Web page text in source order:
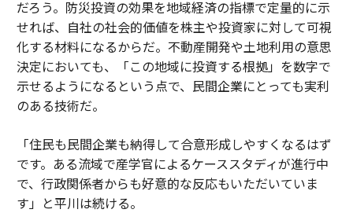
だろう。防災投資の効果を地域経済の指標で定量的に示
せれば、自社の社会的価値を株主や投資家に対して可視
化する材料になるからだ。不動産開発や土地利用の意思
決定においても、「この地域に投資する根拠」を数字で
示せるようになるという点で、民間企業にとっても実利
のある技術だ。
「住民も民間企業も納得して合意形成しやすくなるはず
です。ある流域で産学官によるケーススタディが進行中
で、行政関係者からも好意的な反応もいただいていま
す」と平川は続ける。